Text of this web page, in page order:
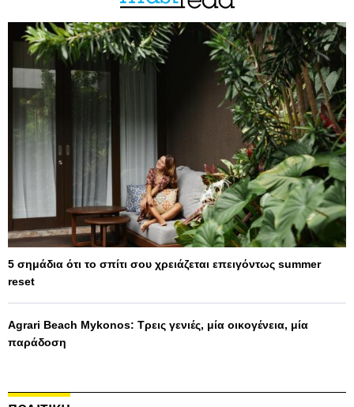
5 σημάδια ότι το σπίτι σου χρειάζεται επειγόντως summer
reset
Agrari Beach Mykonos: Τρεις γενιές, μία οικογένεια, μία
παράδοση